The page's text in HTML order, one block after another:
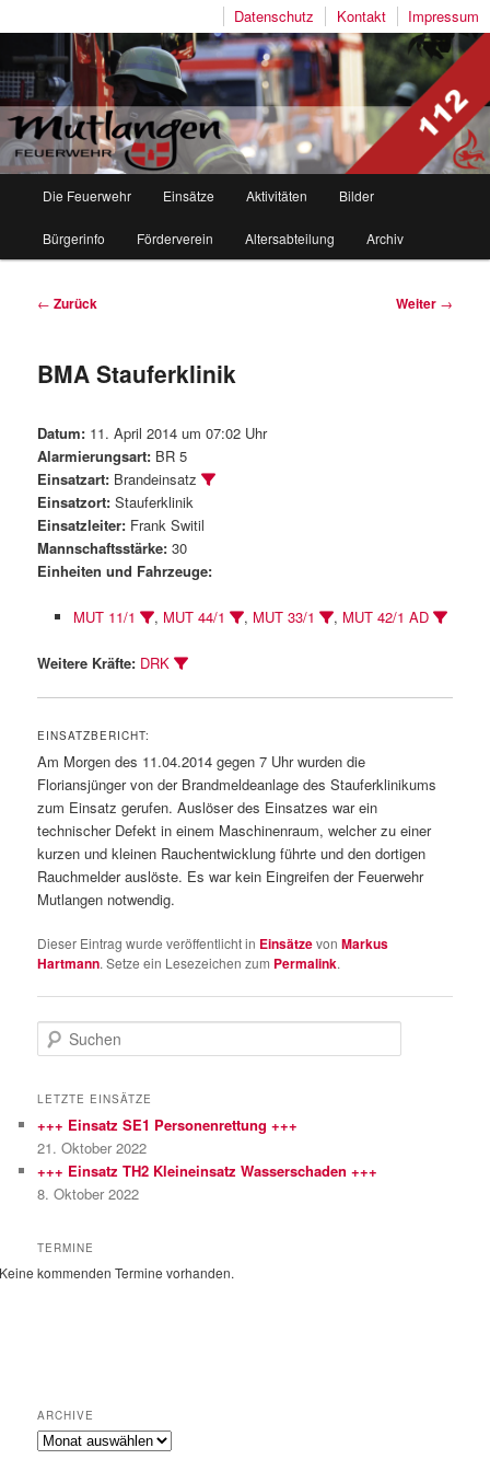
Impressum
Kontakt
Datenschutz
Freiwillige Feuerwehr Mutlangen
Zum
Inhalt
Zum
sekundären
Die Feuerwehr Einsätze Aktivitäten Bilder
Bürgerinfo Förderverein Altersabteilung Archiv
Beitragsnavigation
← Zurück Weiter →
BMA Stauferklinik
Datum: 11. April 2014 um 07:02 Uhr
Alarmierungsart: BR 5
Einsatzart: Brandeinsatz
Einsatzort: Stauferklinik
Einsatzleiter: Frank Switil
Mannschaftsstärke: 30
Einheiten und Fahrzeuge:
MUT 11/1 , MUT 44/1 , MUT 33/1 , MUT 42/1 AD
Weitere Kräfte: DRK
EINSATZBERICHT:
Am Morgen des 11.04.2014 gegen 7 Uhr wurden die
Floriansjünger von der Brandmeldeanlage des Stauferklinikums
zum Einsatz gerufen. Auslöser des Einsatzes war ein
technischer Defekt in einem Maschinenraum, welcher zu einer
kurzen und kleinen Rauchentwicklung führte und den dortigen
Rauchmelder auslöste. Es war kein Eingreifen der Feuerwehr
Mutlangen notwendig.
Dieser Eintrag wurde veröffentlicht in EinsätzevonMarkus
Hartmann. Setze ein Lesezeichen zum Permalink.
u
h
n
LETZTE EINSÄTZE
+++ Einsatz SE1 Personenrettung +++
21. Oktober 2022
+++ Einsatz TH2 Kleineinsatz Wasserschaden +++
8. Oktober 2022
TERMINE
Keine kommenden Termine vorhanden.
ARCHIVE
Archive